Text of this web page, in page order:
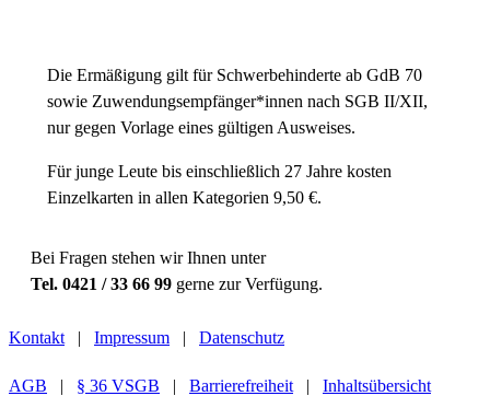
Die Ermäßigung gilt für Schwerbehinderte ab GdB 70
sowie Zuwendungsempfänger*innen nach SGB II/XII,
nur gegen Vorlage eines gültigen Ausweises.
Für junge Leute bis einschließlich 27 Jahre kosten
Einzelkarten in allen Kategorien 9,50 €.
Bei Fragen stehen wir Ihnen unter
Tel. 0421 / 33 66 99 gerne zur Verfügung.
Kontakt | Impressum | Datenschutz
AGB | § 36 VSGB | Barrierefreiheit | Inhaltsübersicht